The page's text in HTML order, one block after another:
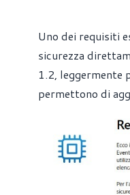
Uno dei requisiti
sicurezza
1.2, leggermente
permettono di